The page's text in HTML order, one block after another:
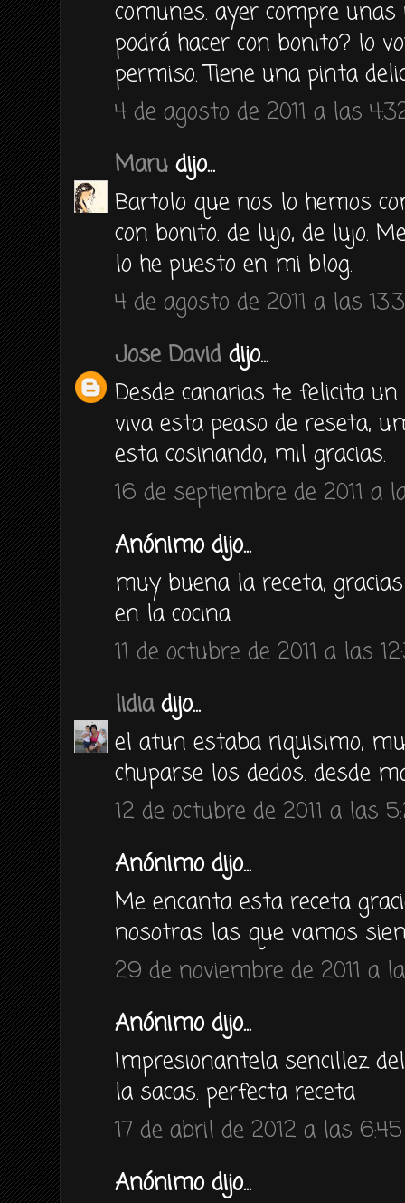
comunes. ayer compre
podrá hacer con bonito? lo
permiso. Tiene una pinta
4 de agosto de 2011 a las
Maru dijo...
Bartolo que nos lo hemos
con bonito. de lujo, de lujo.
lo he puesto en mi blog.
4 de agosto de 2011 a las
Jose David dijo...
Desde canarias te felicita
viva esta peaso de reseta,
esta cosinando, mil gracias.
16 de septiembre de 2011 a
Anónimo dijo...
muy buena la receta,
en la cocina
11 de octubre de 2011 a las
lidiadijo...
el atun estaba riquisimo,
chuparse los dedos. desde
12 de octubre de 2011 a las
Anónimo dijo...
Me encanta esta receta
nosotras las que vamos
29 de noviembre de 2011 a
Anónimo dijo...
Impresionantela sencillez
la sacas. perfecta receta
17 de abril de 2012 a las 6:45
Anónimo dijo...